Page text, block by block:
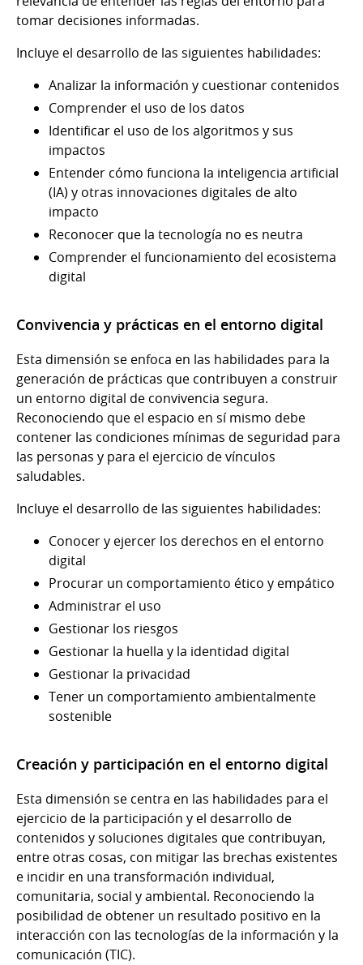
tomar decisiones informadas.
Incluye el desarrollo de las siguientes habilidades:
Analizar la información y cuestionar contenidos
Comprender el uso de los datos
Identificar el uso de los algoritmos y sus
impactos
Entender cómo funciona la inteligencia artificial
(IA) y otras innovaciones digitales de alto
impacto
Reconocer que la tecnología no es neutra
Comprender el funcionamiento del ecosistema
digital
Convivencia y prácticas en el entorno digital
Esta dimensión se enfoca en las habilidades para la
generación de prácticas que contribuyen a construir
un entorno digital de convivencia segura.
Reconociendo que el espacio en sí mismo debe
contener las condiciones mínimas de seguridad para
las personas y para el ejercicio de vínculos
saludables.
Incluye el desarrollo de las siguientes habilidades:
Conocer y ejercer los derechos en el entorno
digital
Procurar un comportamiento ético y empático
Administrar el uso
Gestionar los riesgos
Gestionar la huella y la identidad digital
Gestionar la privacidad
Tener un comportamiento ambientalmente
sostenible
Creación y participación en el entorno digital
Esta dimensión se centra en las habilidades para el
ejercicio de la participación y el desarrollo de
contenidos y soluciones digitales que contribuyan,
entre otras cosas, con mitigar las brechas existentes
e incidir en una transformación individual,
comunitaria, social y ambiental. Reconociendo la
posibilidad de obtener un resultado positivo en la
interacción con las tecnologías de la información y la
comunicación (TIC).